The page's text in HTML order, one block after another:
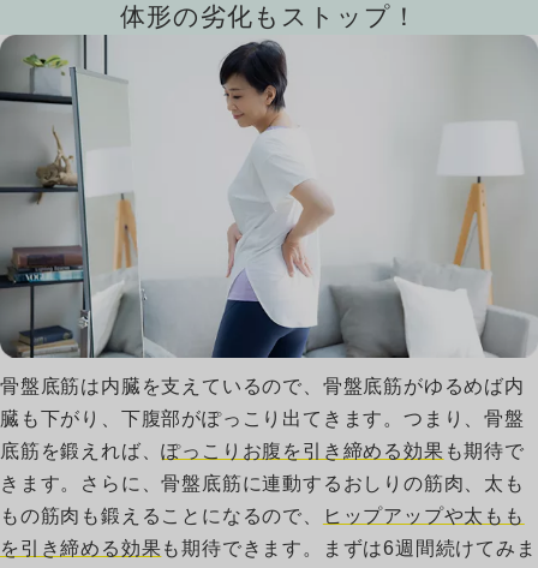
体形の劣化もストップ！
骨盤底筋は内臓を支えているので、骨盤底筋がゆるめば内
臓も下がり、下腹部がぽっこり出てきます。つまり、骨盤
底筋を鍛えれば、ぽっこりお腹を引き締める効果 も期待で
きます。さらに、骨盤底筋に連動するおしりの筋肉、太も
もの筋肉も鍛えることになるので、
ヒップアップや太もも
を引き締める効果も期待できます。まずは6週間続けてみま
07